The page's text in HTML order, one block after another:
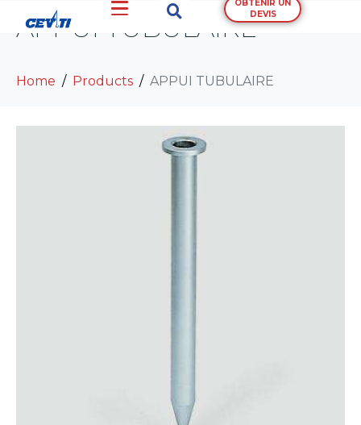
OBTENIR UN
DEVIS
APPUI TUBULAIRE
Home Products APPUI TUBULAIRE